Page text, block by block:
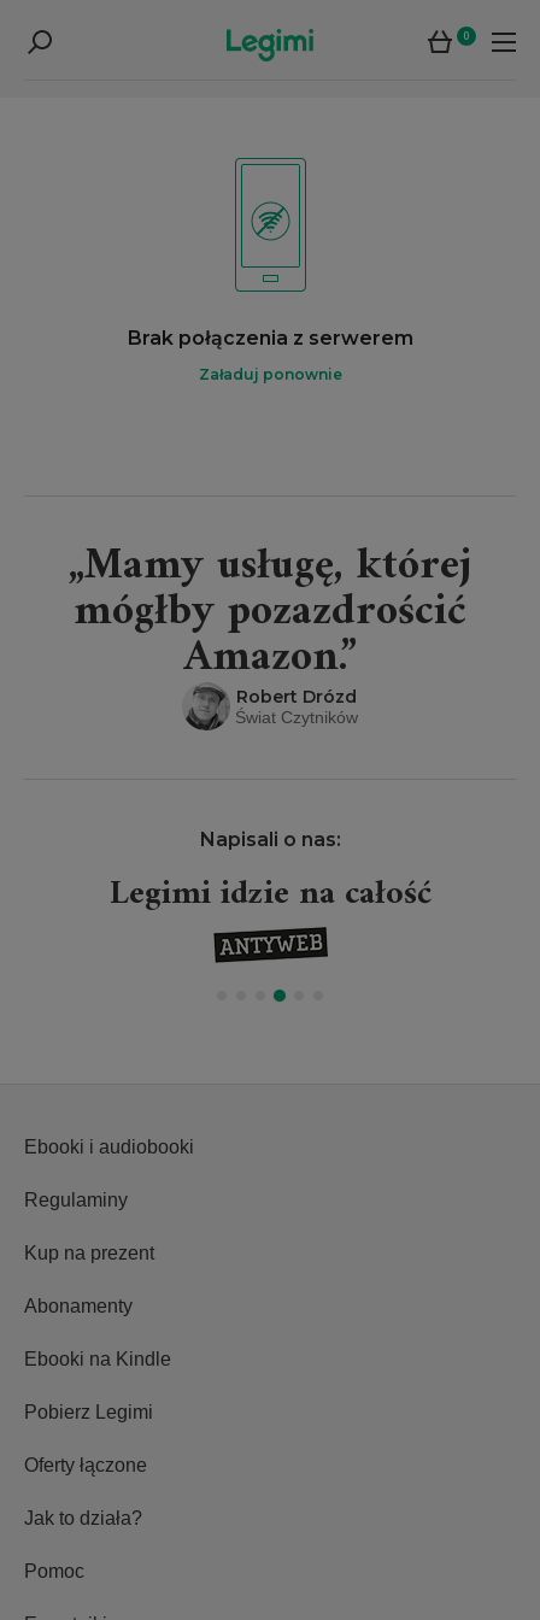
0
Brak połączenia z serwerem
Załaduj ponownie
„Mamy usługę, której
mógłby pozazdrościć
Amazon.”
Robert Drózd
Świat Czytników
Napisali o nas:
Legimi idzie na całość
Ebooki i audiobooki
Regulaminy
Kup na prezent
Abonamenty
Ebooki na Kindle
Pobierz Legimi
Oferty łączone
Jak to działa?
Pomoc